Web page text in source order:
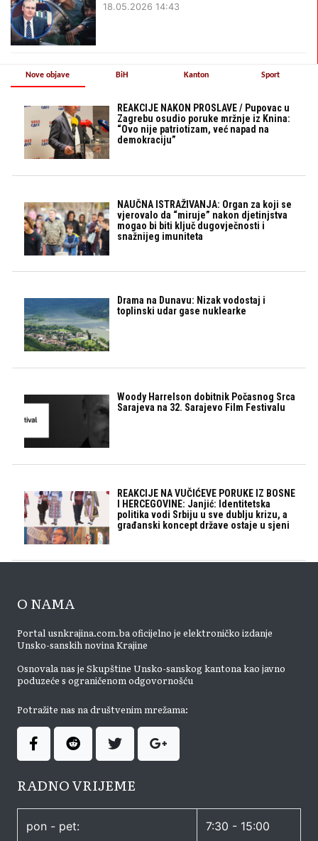
18.05.2026 14:43
Nove objave
REAKCIJE NAKON PROSLAVE / Pupovac u
Zagrebu osudio poruke mržnje iz Knina:
“Ovo nije patriotizam, već napad na
demokraciju”
NAUČNA ISTRAŽIVANJA: Organ za koji se
vjerovalo da “miruje” nakon djetinjstva
mogao bi biti ključ dugovječnosti i
snažnijeg imuniteta
Drama na Dunavu: Nizak vodostaj i
toplinski udar gase nuklearke
Woody Harrelson dobitnik Počasnog Srca
Sarajeva na 32. Sarajevo Film Festivalu
REAKCIJE NA VUČIĆEVE PORUKE IZ BOSNE
I HERCEGOVINE: Janjić: Identitetska
politika vodi Srbiju u sve dublju krizu, a
građanski koncept države ostaje u sjeni
BiH Kanton Sport
O NAMA
Portal usnkrajina.com.ba oficijelno je elektroničko izdanje
Unsko-sanskih novina Krajine
Osnovala nas je Skupštine Unsko-sanskog kantona kao javno
poduzeće s ograničenom odgovornošću
Potražite nas na društvenim mrežama:
RADNO VRIJEME
pon - pet: 7:30 - 15:00